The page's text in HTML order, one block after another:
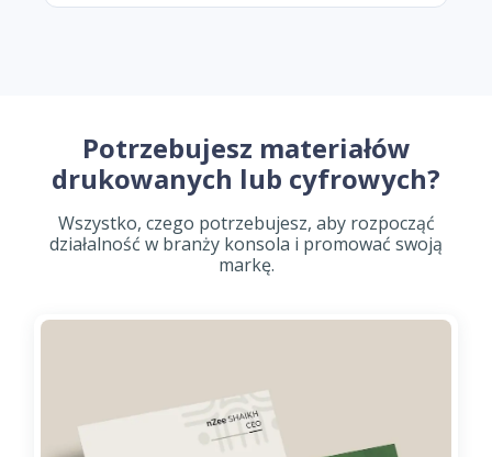
Potrzebujesz materiałów
drukowanych lub cyfrowych?
Wszystko, czego potrzebujesz, aby rozpocząć
działalność w branży konsola i promować swoją
markę.